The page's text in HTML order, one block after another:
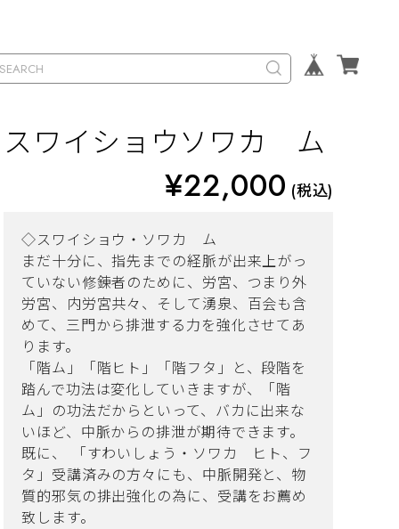
スワイショウソワカ ム
¥22,000 (税込)
◇スワイショウ・ソワカ ム
まだ十分に、指先までの経脈が出来上がっ
ていない修錬者のために、労宮、つまり外
労宮、内労宮共々、そして湧泉、百会も含
めて、三門から排泄する力を強化させてあ
ります。
「階ム」「階ヒト」「階フタ」と、段階を
踏んで功法は変化していきますが、「階
ム」の功法だからといって、バカに出来な
いほど、中脈からの排泄が期待できます。
既に、 「すわいしょう・ソワカ ヒト、フ
タ」受講済みの方々にも、中脈開発と、物
質的邪気の排出強化の為に、受講をお薦め
致します。